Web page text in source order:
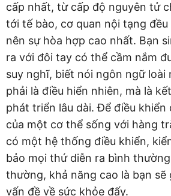
cấp nhất, từ cấp độ nguyên tử
tới tế bào, cơ quan nội tạng đều
nên sự hòa hợp cao nhất. Bạn
ra với đôi tay có thể cầm nắm
suy nghĩ, biết nói ngôn ngữ loài
phải là điều hiển nhiên, mà là
phát triển lâu dài. Để điều
của một cơ thể sống với hàng
có một hệ thống điều khiển,
bảo mọi thứ diễn ra bình
thường, khả năng cao là bạn sẽ
vấn đề về sức khỏe đấy.